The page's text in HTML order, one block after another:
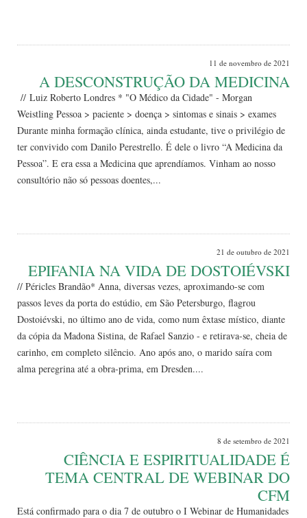
11 de novembro de 2021
A DESCONSTRUÇÃO DA MEDICINA
// Luiz Roberto Londres * "O Médico da Cidade" - Morgan
Weistling Pessoa > paciente > doença > sintomas e sinais > exames
Durante minha formação clínica, ainda estudante, tive o privilégio de
ter convivido com Danilo Perestrello. É dele o livro “A Medicina da
Pessoa”. E era essa a Medicina que aprendíamos. Vinham ao nosso
consultório não só pessoas doentes,...
21 de outubro de 2021
EPIFANIA NA VIDA DE DOSTOIÉVSKI
// Péricles Brandão* Anna, diversas vezes, aproximando-se com
passos leves da porta do estúdio, em São Petersburgo, flagrou
Dostoiévski, no último ano de vida, como num êxtase místico, diante
da cópia da Madona Sistina, de Rafael Sanzio - e retirava-se, cheia de
carinho, em completo silêncio. Ano após ano, o marido saíra com
alma peregrina até a obra-prima, em Dresden....
8 de setembro de 2021
CIÊNCIA E ESPIRITUALIDADE É
TEMA CENTRAL DE WEBINAR DO
CFM
Está confirmado para o dia 7 de outubro o I Webinar de Humanidades